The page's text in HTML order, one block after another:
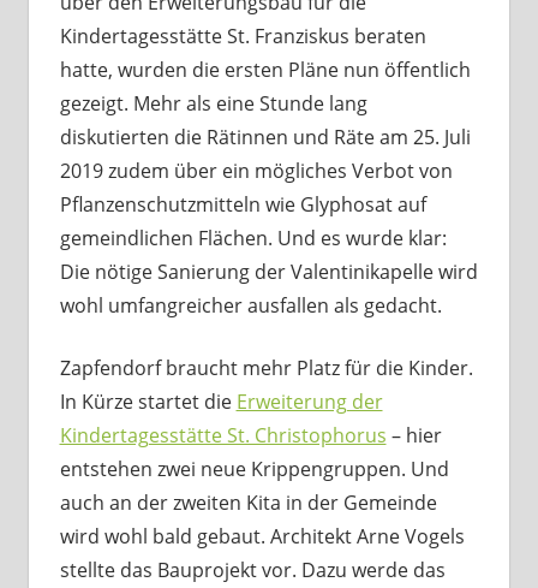
Kindertagesstätte St. Franziskus beraten
hatte, wurden die ersten Pläne nun öffentlich
gezeigt. Mehr als eine Stunde lang
diskutierten die Rätinnen und Räte am 25. Juli
2019 zudem über ein mögliches Verbot von
Pflanzenschutzmitteln wie Glyphosat auf
gemeindlichen Flächen. Und es wurde klar:
Die nötige Sanierung der Valentinikapelle wird
wohl umfangreicher ausfallen als gedacht.
Zapfendorf braucht mehr Platz für die Kinder.
In Kürze startet die Erweiterung der
Kindertagesstätte St. Christophorus – hier
entstehen zwei neue Krippengruppen. Und
auch an der zweiten Kita in der Gemeinde
wird wohl bald gebaut. Architekt Arne Vogels
stellte das Bauprojekt vor. Dazu werde das